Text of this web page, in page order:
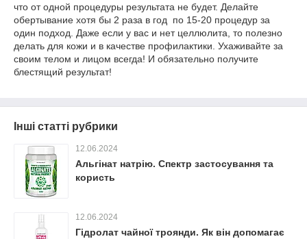
что от одной процедуры результата не будет. Делайте
обертывание хотя бы 2 раза в год по 15-20 процедур за
один подход. Даже если у вас и нет целлюлита, то полезно
делать для кожи и в качестве профилактики. Ухаживайте за
своим телом и лицом всегда! И обязательно получите
блестящий результат!
Інші статті рубрики
12.06.2024
Альгінат натрію. Спектр застосування та
користь
12.06.2024
Гідролат чайної троянди. Як він допомагає